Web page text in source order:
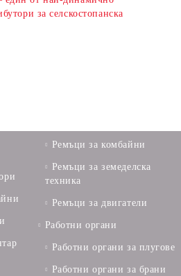
за селскостопанска
Ремъци за комбайни
Ремъци за земеделска
техника
Ремъци за двигатели
Работни органи
Работни органи за плугове
Работни органи за брани